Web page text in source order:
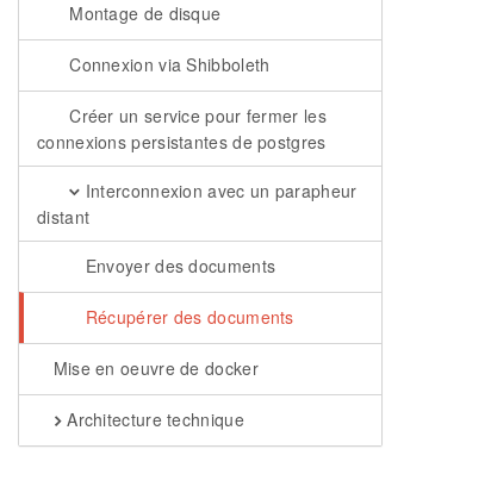
Montage de disque
Connexion via Shibboleth
Créer un service pour fermer les
connexions persistantes de postgres
Interconnexion avec un parapheur
distant
Envoyer des documents
Récupérer des documents
Mise en oeuvre de docker
Architecture technique